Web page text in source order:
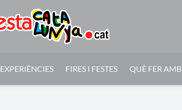
EXPERIÈNCIES FIRES I FESTES QUÈ FER